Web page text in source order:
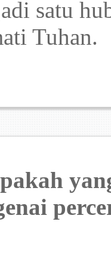
satu
Tuhan.